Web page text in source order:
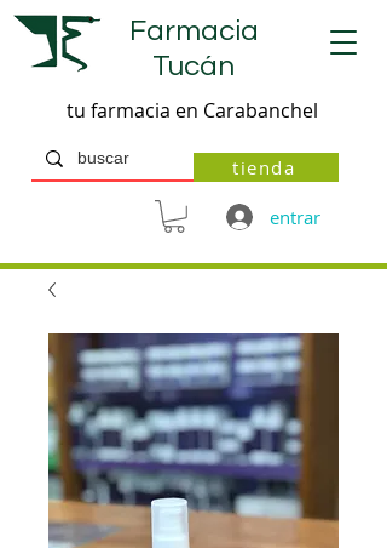
entrar
Farmacia
Tucán
tu farmacia en Carabanchel
tienda